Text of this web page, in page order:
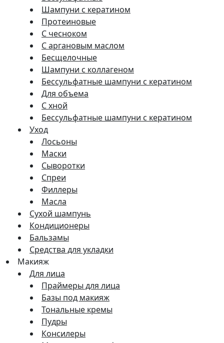
Шампуни с кератином
Протеиновые
С чесноком
С аргановым маслом
Бесщелочные
Шампуни с коллагеном
Бессульфатные шампуни с кератином
Для объема
С хной
Бессульфатные шампуни с кератином
Уход
Лосьоны
Маски
Сыворотки
Спреи
Филлеры
Масла
Сухой шампунь
Кондиционеры
Бальзамы
Средства для укладки
Макияж
Для лица
Праймеры для лица
Базы под макияж
Тональные кремы
Пудры
Консилеры